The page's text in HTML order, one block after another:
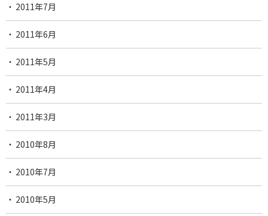
2011年7月
2011年6月
2011年5月
2011年4月
2011年3月
2010年8月
2010年7月
2010年5月